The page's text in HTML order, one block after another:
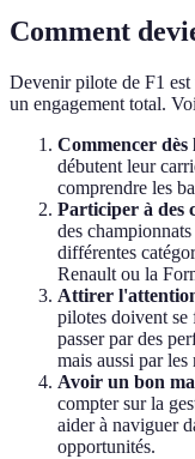
Comment
Devenir pilote de F1 est
un engagement total.
Commencer dès
débutent leur
comprendre les
Participer à des
des
différentes
Renault ou la
Attirer
pilotes doivent se
passer par des
mais aussi par les
Avoir un bon
compter sur la
aider à naviguer
opportunités.